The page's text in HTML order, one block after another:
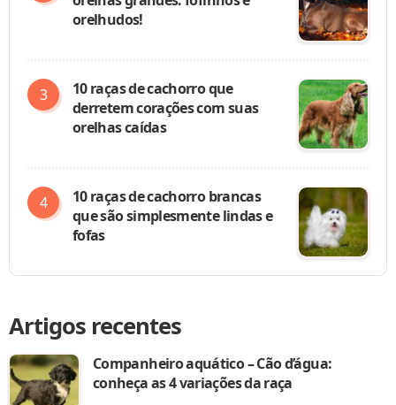
orelhudos!
10 raças de cachorro que
derretem corações com suas
orelhas caídas
10 raças de cachorro brancas
que são simplesmente lindas e
fofas
Artigos recentes
Companheiro aquático – Cão d’água:
conheça as 4 variações da raça